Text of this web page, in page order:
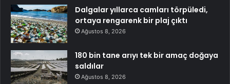
Dalgalar yıllarca camları törpüledi,
ortaya rengarenk bir plaj çıktı
Ağustos 8, 2026
180 bin tane arıyı tek bir amaç doğaya
saldılar
Ağustos 8, 2026